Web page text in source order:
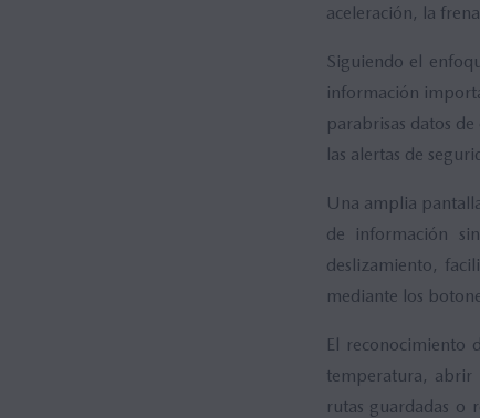
aceleración, la
Siguiendo el
información
parabrisas datos
las alertas de
Una amplia
de información
deslizamiento,
mediante los
El reconocimiento
temperatura, abrir
rutas guardadas o